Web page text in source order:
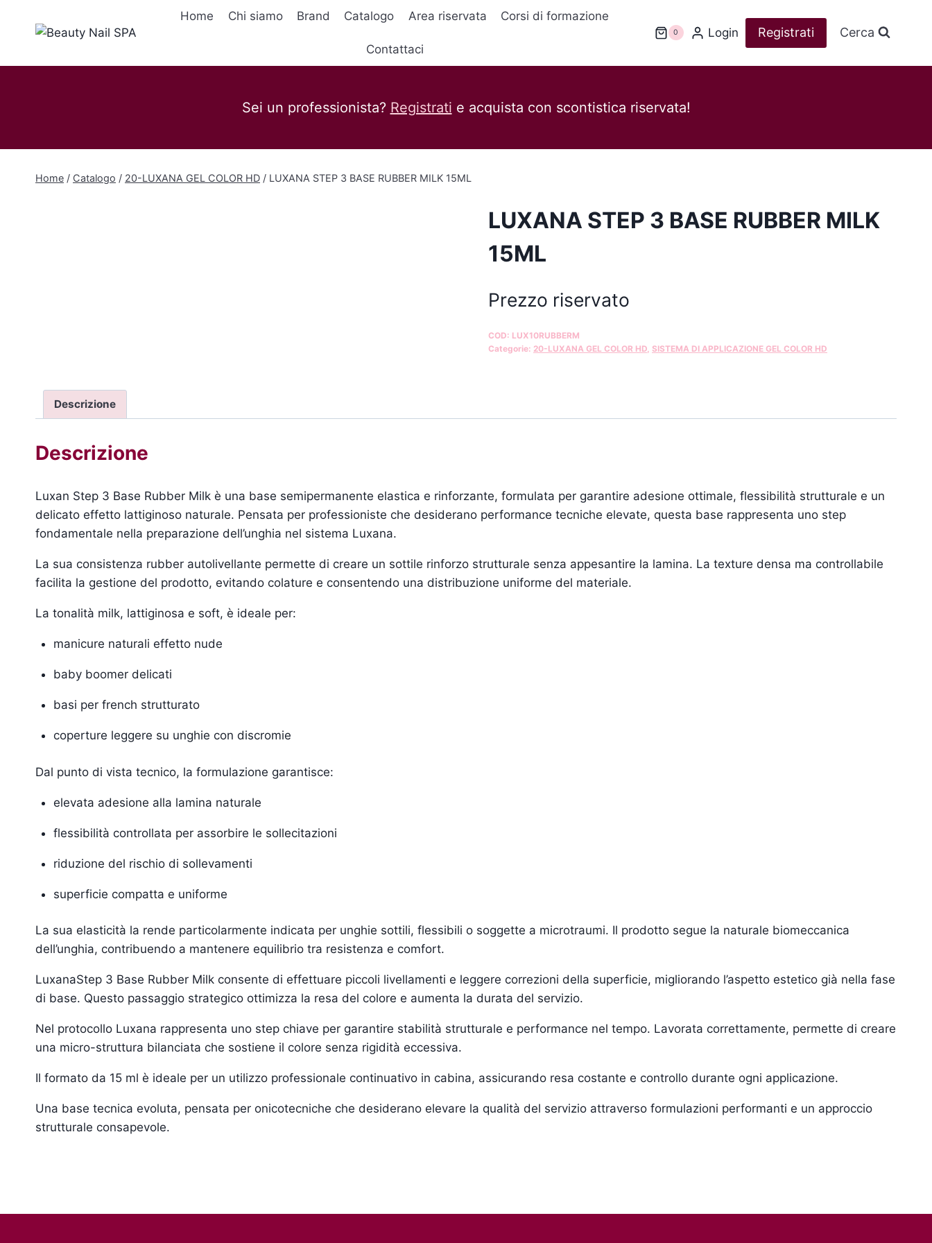
Home Chi siamo Brand Catalogo Area riservata Corsi di formazione
Contattaci
0 Login Registrati Cerca
Sei un professionista? Registrati e acquista con scontistica riservata!
Home / Catalogo / 20-LUXANA GEL COLOR HD / LUXANA STEP 3 BASE RUBBER MILK 15ML
LUXANA STEP 3 BASE RUBBER MILK
15ML
Prezzo riservato
COD: LUX10RUBBERM
Categorie: 20-LUXANA GEL COLOR HD, SISTEMA DI APPLICAZIONE GEL COLOR HD
Descrizione
Descrizione
Luxan Step 3 Base Rubber Milk è una base semipermanente elastica e rinforzante, formulata per garantire adesione ottimale, flessibilità strutturale e un
delicato effetto lattiginoso naturale. Pensata per professioniste che desiderano performance tecniche elevate, questa base rappresenta uno step
fondamentale nella preparazione dell’unghia nel sistema Luxana.
La sua consistenza rubber autolivellante permette di creare un sottile rinforzo strutturale senza appesantire la lamina. La texture densa ma controllabile
facilita la gestione del prodotto, evitando colature e consentendo una distribuzione uniforme del materiale.
La tonalità milk, lattiginosa e soft, è ideale per:
manicure naturali effetto nude
baby boomer delicati
basi per french strutturato
coperture leggere su unghie con discromie
Dal punto di vista tecnico, la formulazione garantisce:
elevata adesione alla lamina naturale
flessibilità controllata per assorbire le sollecitazioni
riduzione del rischio di sollevamenti
superficie compatta e uniforme
La sua elasticità la rende particolarmente indicata per unghie sottili, flessibili o soggette a microtraumi. Il prodotto segue la naturale biomeccanica
dell’unghia, contribuendo a mantenere equilibrio tra resistenza e comfort.
LuxanaStep 3 Base Rubber Milk consente di effettuare piccoli livellamenti e leggere correzioni della superficie, migliorando l’aspetto estetico già nella fase
di base. Questo passaggio strategico ottimizza la resa del colore e aumenta la durata del servizio.
Nel protocollo Luxana rappresenta uno step chiave per garantire stabilità strutturale e performance nel tempo. Lavorata correttamente, permette di creare
una micro-struttura bilanciata che sostiene il colore senza rigidità eccessiva.
Il formato da 15 ml è ideale per un utilizzo professionale continuativo in cabina, assicurando resa costante e controllo durante ogni applicazione.
Una base tecnica evoluta, pensata per onicotecniche che desiderano elevare la qualità del servizio attraverso formulazioni performanti e un approccio
strutturale consapevole.